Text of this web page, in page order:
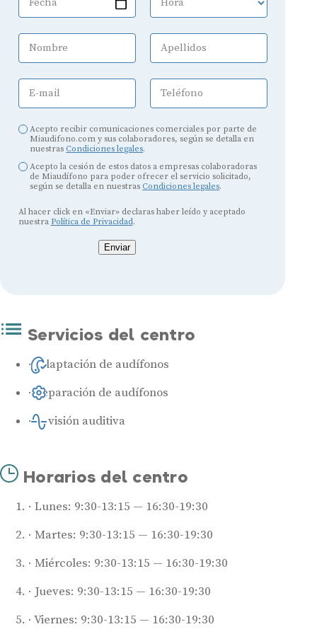
Nombre Apellidos
E-mail Teléfono
Acepto recibir comunicaciones comerciales por parte de
Miaudifono.com y sus colaboradores, según se detalla en
nuestras Condiciones legales.
Acepto la cesión de estos datos a empresas colaboradoras
de Miaudífono para poder ofrecer el servicio solicitado,
según se detalla en nuestras Condiciones legales.
Al hacer click en «Enviar» declaras haber leído y aceptado
nuestra Política de Privacidad.
Enviar
Servicios del centro
Adaptación de audífonos
Reparación de audífonos
Revisión auditiva
Horarios del centro
Lunes: 9:30-13:15 — 16:30-19:30
Martes: 9:30-13:15 — 16:30-19:30
Miércoles: 9:30-13:15 — 16:30-19:30
Jueves: 9:30-13:15 — 16:30-19:30
Viernes: 9:30-13:15 — 16:30-19:30